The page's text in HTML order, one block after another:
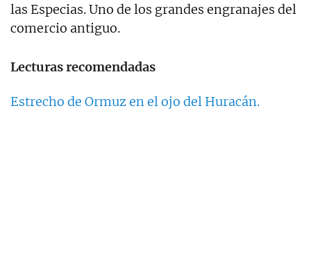
las Especias. Uno de los grandes engranajes del
comercio antiguo.
Lecturas recomendadas
Estrecho de Ormuz en el ojo del Huracán.